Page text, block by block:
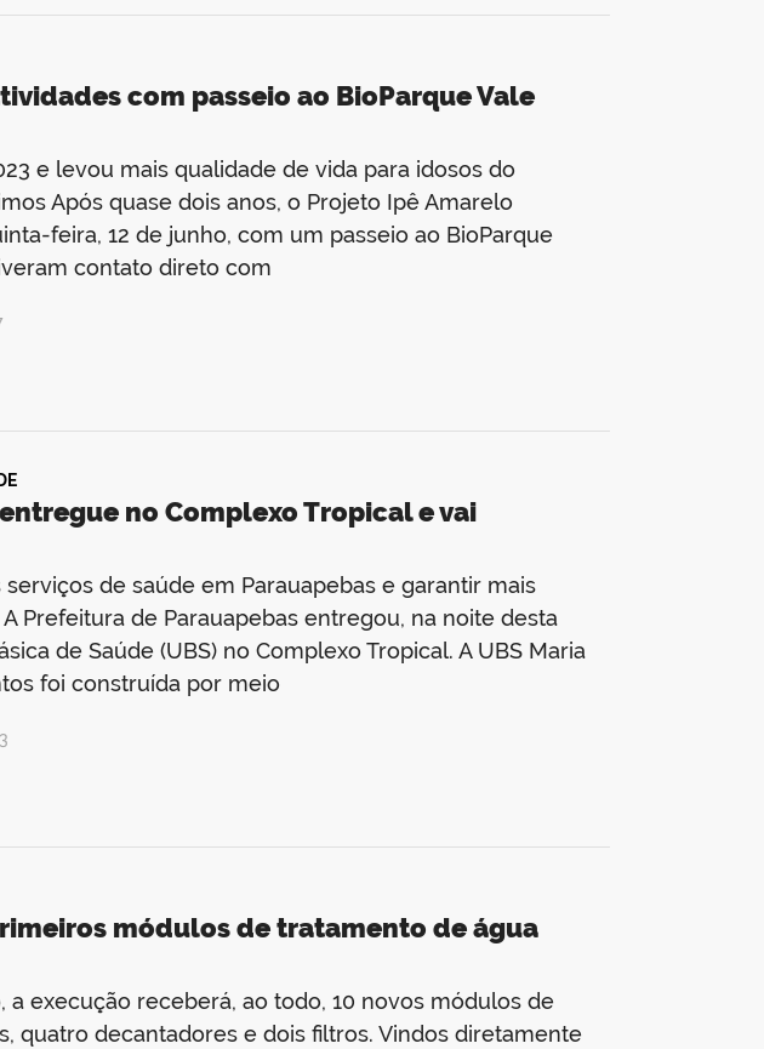
com passeio ao BioParque Vale
e levou mais qualidade de vida para idosos do
Após quase dois anos, o Projeto Ipê Amarelo
feira, 12 de junho, com um passeio ao BioParque
contato direto com
no Complexo Tropical e vai
de saúde em Parauapebas e garantir mais
Prefeitura de Parauapebas entregou, na noite desta
de Saúde (UBS) no Complexo Tropical. A UBS Maria
foi construída por meio
módulos de tratamento de água
execução receberá, ao todo, 10 novos módulos de
quatro decantadores e dois filtros. Vindos diretamente